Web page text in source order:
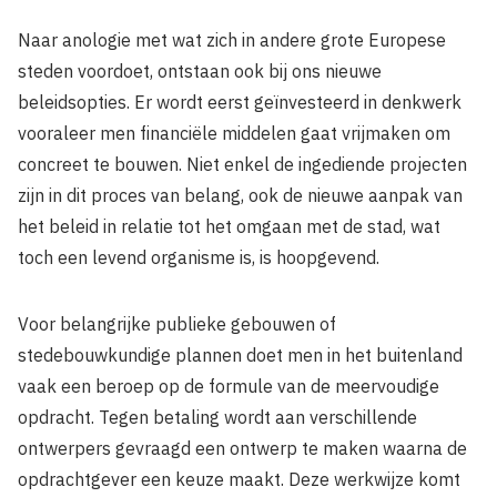
Naar anologie met wat zich in andere grote Europese
steden voordoet, ontstaan ook bij ons nieuwe
beleidsopties. Er wordt eerst geïnvesteerd in denkwerk
vooraleer men financiële middelen gaat vrijmaken om
concreet te bouwen. Niet enkel de ingediende projecten
zijn in dit proces van belang, ook de nieuwe aanpak van
het beleid in relatie tot het omgaan met de stad, wat
toch een levend organisme is, is hoopgevend.
Voor belangrijke publieke gebouwen of
stedebouwkundige plannen doet men in het buitenland
vaak een beroep op de formule van de meervoudige
opdracht. Tegen betaling wordt aan verschillende
ontwerpers gevraagd een ontwerp te maken waarna de
opdrachtgever een keuze maakt. Deze werkwijze komt